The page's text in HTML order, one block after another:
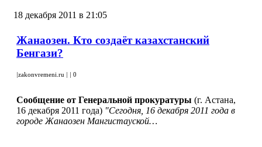
18 декабря 2011 в 21:05
Жанаозен. Кто создаёт казахстанский
Бенгази?
|zakonvremeni.ru | | 0
Сообщение от Генеральной прокуратуры (г. Астана,
16 декабря 2011 года) "Сегодня, 16 декабря 2011 года в
городе Жанаозен Мангистауской…